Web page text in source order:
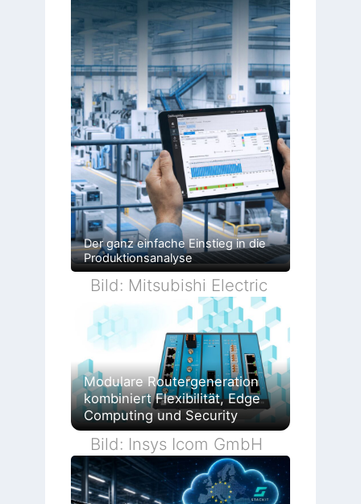
Der ganz einfache Einstieg in die
Produktionsanalyse
Bild: Mitsubishi Electric
Modulare Routergeneration
kombiniert Flexibilität, Edge
Computing und Security
Bild: Insys Icom GmbH